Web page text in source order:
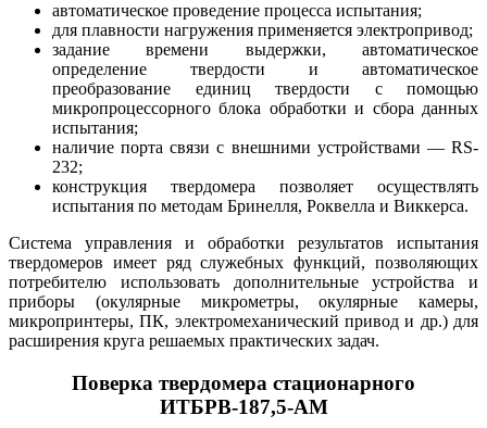
автоматическое проведение процесса испытания;
для плавности нагружения применяется электропривод;
задание времени выдержки, автоматическое
определение твердости и автоматическое
преобразование единиц твердости с помощью
микропроцессорного блока обработки и сбора данных
испытания;
наличие порта связи с внешними устройствами — RS-
232;
конструкция твердомера позволяет осуществлять
испытания по методам Бринелля, Роквелла и Виккерса.
Система управления и обработки результатов испытания
твердомеров имеет ряд служебных функций, позволяющих
потребителю использовать дополнительные устройства и
приборы (окулярные микрометры, окулярные камеры,
микропринтеры, ПК, электромеханический привод и др.) для
расширения круга решаемых практических задач.
Поверка твердомера стационарного
ИТБРВ-187,5-АМ